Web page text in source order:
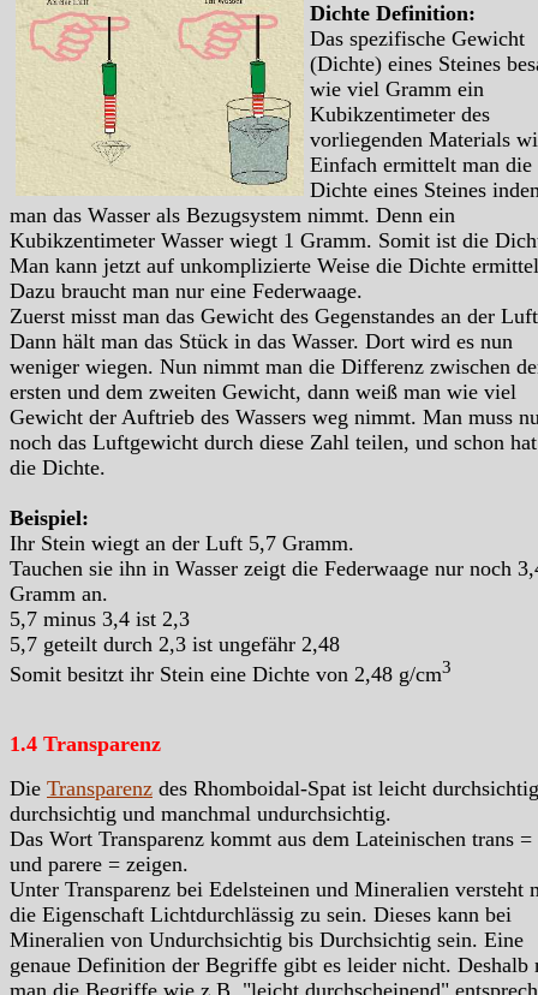
Dichte Definition:
Das spezifische Gewicht
(Dichte) eines Steines
wie viel Gramm ein
Kubikzentimeter des
vorliegenden Materials
Einfach ermittelt man die
Dichte eines Steines
man das Wasser als Bezugsystem nimmt. Denn ein
Kubikzentimeter Wasser wiegt 1 Gramm. Somit ist die
Man kann jetzt auf unkomplizierte Weise die Dichte
Dazu braucht man nur eine Federwaage.
Zuerst misst man das Gewicht des Gegenstandes an der
Dann hält man das Stück in das Wasser. Dort wird es nun
weniger wiegen. Nun nimmt man die Differenz zwischen
ersten und dem zweiten Gewicht, dann weiß man wie viel
Gewicht der Auftrieb des Wassers weg nimmt. Man muss
noch das Luftgewicht durch diese Zahl teilen, und schon
die Dichte.
Beispiel:
Ihr Stein wiegt an der Luft 5,7 Gramm.
Tauchen sie ihn in Wasser zeigt die Federwaage nur noch
Gramm an.
5,7 minus 3,4 ist 2,3
5,7 geteilt durch 2,3 ist ungefähr 2,48
Somit besitzt ihr Stein eine Dichte von 2,48 g/cm3
1.4 Transparenz
Die Transparenz des Rhomboidal-Spat ist leicht
durchsichtig und manchmal undurchsichtig.
Das Wort Transparenz kommt aus dem Lateinischen trans =
und parere = zeigen.
Unter Transparenz bei Edelsteinen und Mineralien versteht
die Eigenschaft Lichtdurchlässig zu sein. Dieses kann bei
Mineralien von Undurchsichtig bis Durchsichtig sein. Eine
genaue Definition der Begriffe gibt es leider nicht. Deshalb